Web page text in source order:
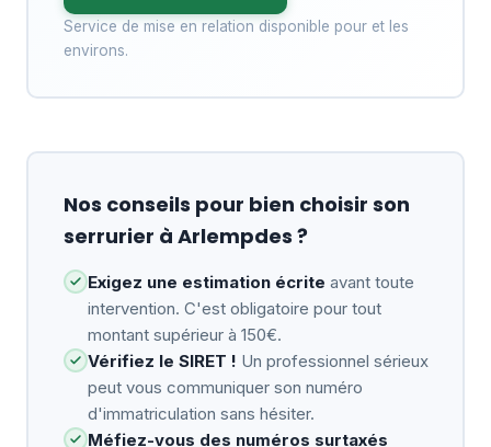
Service de mise en relation disponible pour et les
environs.
Nos conseils pour bien choisir son
serrurier à Arlempdes ?
Exigez une estimation écrite avant toute
intervention. C'est obligatoire pour tout
montant supérieur à 150€.
Vérifiez le SIRET ! Un professionnel sérieux
peut vous communiquer son numéro
d'immatriculation sans hésiter.
Méfiez-vous des numéros surtaxés